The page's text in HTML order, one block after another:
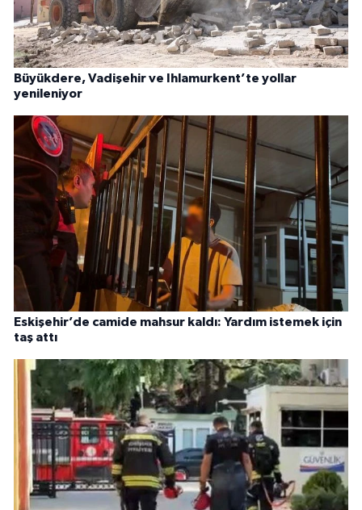
Büyükdere, Vadişehir ve Ihlamurkent’te yollar
yenileniyor
Eskişehir’de camide mahsur kaldı: Yardım istemek için
taş attı